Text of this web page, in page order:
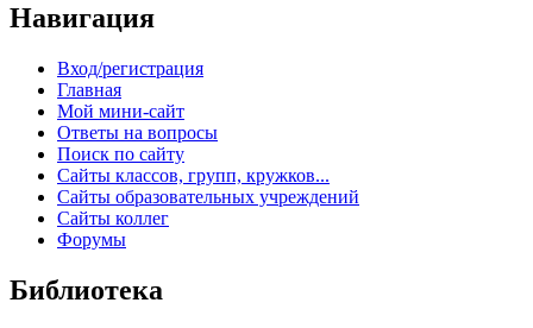
Навигация
Вход/регистрация
Главная
Мой мини-сайт
Ответы на вопросы
Поиск по сайту
Сайты классов, групп, кружков...
Сайты образовательных учреждений
Сайты коллег
Форумы
Библиотека